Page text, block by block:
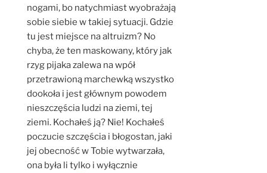
nogami, bo natychmiast wyobrażają
sobie siebie w takiej sytuacji. Gdzie
tu jest miejsce na altruizm? No
chyba, że ten maskowany, który jak
rzyg pijaka zalewa na wpół
przetrawioną marchewką wszystko
dookoła i jest głównym powodem
nieszczęścia ludzi na ziemi, tej
ziemi. Kochałeś ją? Nie! Kochałeś
poczucie szczęścia i błogostan, jaki
jej obecność w Tobie wytwarzała,
ona była li tylko i wyłącznie